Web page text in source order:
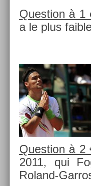
Ques­tion à 1
a le plus
Ques­tion à 2
2011, qui
Roland-